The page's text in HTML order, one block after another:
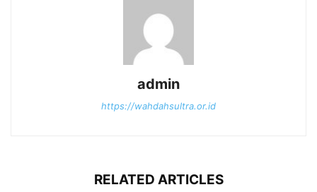
admin
https://wahdahsultra.or.id
RELATED ARTICLES